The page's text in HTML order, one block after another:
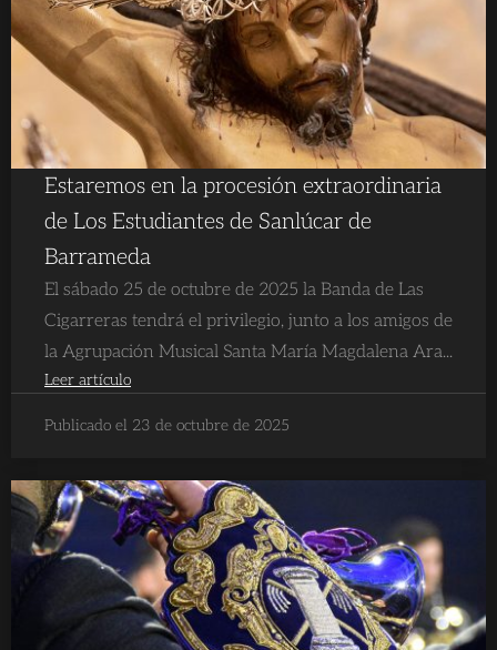
Estaremos en la procesión extraordinaria
de Los Estudiantes de Sanlúcar de
Barrameda
El sábado 25 de octubre de 2025 la Banda de Las
Cigarreras tendrá el privilegio, junto a los amigos de
la Agrupación Musical Santa María Magdalena Ara...
Leer artículo
Publicado el 23 de octubre de 2025